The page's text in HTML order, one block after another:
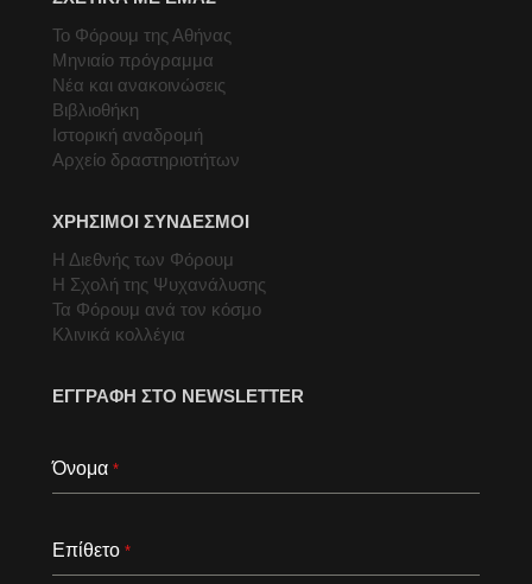
Το Φόρουμ της Αθήνας
Μηνιαίο πρόγραμμα
Νέα και ανακοινώσεις
Βιβλιοθήκη
Ιστορική αναδρομή
Αρχείο δραστηριοτήτων
ΧΡΗΣΙΜΟΙ ΣΥΝΔΕΣΜΟΙ
Η Διεθνής των Φόρουμ
Η Σχολή της Ψυχανάλυσης
Τα Φόρουμ ανά τον κόσμο
Κλινικά κολλέγια
ΕΓΓΡΑΦΗ ΣΤΟ NEWSLETTER
Όνομα *
Επίθετο *